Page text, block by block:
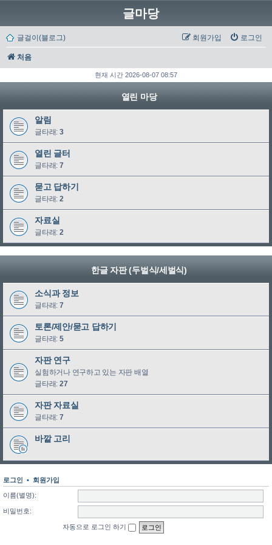
글마당
글걸이(블로그) 로그인
회원가입
처음
현재 시간 2026-08-07 08:57
열린 마당
알림
글타래: 3
열린 글터
글타래: 7
묻고 답하기
글타래: 2
자료실
글타래: 2
한글 자판 (두벌식/세벌식)
소식과 정보
글타래: 7
토론/제안/묻고 답하기
글타래: 5
자판 연구
실험하거나 연구하고 있는 자판 배열
글타래: 27
자판 자료실
글타래: 7
바깥 고리
로그인 • 회원가입
이름(별명):
비밀번호:
자동으로 로그인 하기